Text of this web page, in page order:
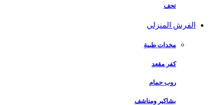
تحف
الفرش المنزلي
مخدات طبية
كفر مقعد
روب حمام
بشاكير ومناشف